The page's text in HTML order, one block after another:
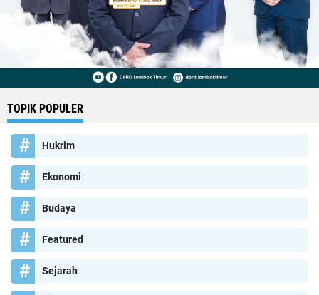
TOPIK POPULER
Hukrim
Ekonomi
Budaya
Featured
Sejarah